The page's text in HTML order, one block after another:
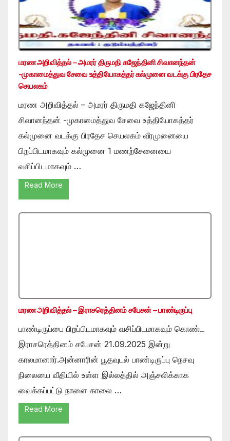
மரண அறிவித்தல் – அமரர் திருமதி கஜேந்தினி சிவானந்தன்
-முகாமைத்துவ சேவை உத்தியோகத்தர் கல்முனை வடக்கு பிரதேச
செயலகம்
மரண அறிவித்தல் – அமரர் திருமதி கஜேந்தினி
சிவானந்தன் -முகாமைத்துவ சேவை உத்தியோகத்தர்
கல்முனை வடக்கு பிரதேச செயலகம் வீரமுனையை
பிறப்பிடமாகவும் கல்முனை 1 மணற்சேனையை
வசிப்பிடமாகவும் …
Read More
மரண அறிவித்தல் – இராசரெத்தினம் சபேசன் – பாண்டிருப்பு
பாண்டிருப்பை பிறப்பிடமாகவும் வசிப்பிடமாகவும் கொண்ட
இராசரெத்தினம் சபேசன் 21.09.2025 இன்று
காலமானார்.அன்னாரின் பூதவுடல் பாண்டிருப்பு நெசவு
நிலையை வீதியில் உள்ள இல்லத்தில் அஞ்சலிக்காக
வைக்கப்பட்டு நாளை காலை …
Read More